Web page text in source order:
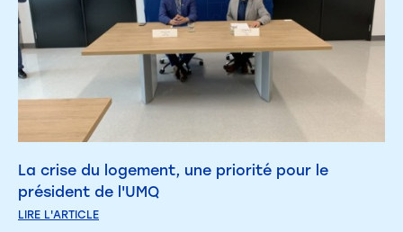
La crise du logement, une priorité pour le
président de l'UMQ
LIRE L'ARTICLE